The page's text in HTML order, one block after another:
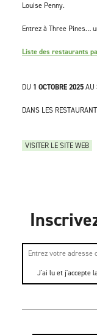
DU 1 OCTOBRE 2025AU
DANS LES
VISITER LE SITE WEB
Louise Penny.
Entrez à Three Pines…
Liste des restaurants
J'ai lu et j'accepte la